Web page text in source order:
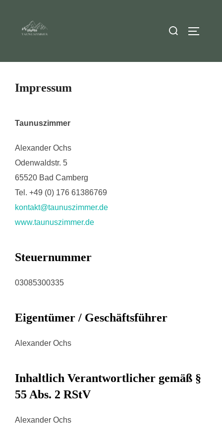
springen
Suchen
Impressum
Taunuszimmer
Alexander Ochs
Odenwaldstr. 5
65520 Bad Camberg
Tel. +49 (0) 176 61386769
kontakt@taunuszimmer.de
www.taunuszimmer.de
Steuernummer
03085300335
Eigentümer / Geschäftsführer
Alexander Ochs
Inhaltlich Verantwortlicher gemäß §
55 Abs. 2 RStV
Alexander Ochs